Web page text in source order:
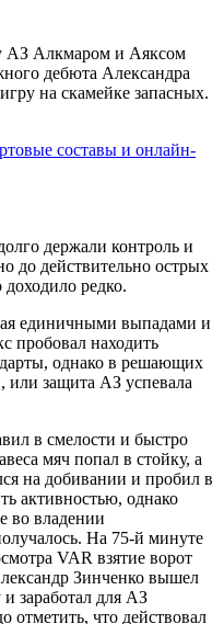
АЗ Алкмаром и Аяксом
дебюта Александра
на скамейке запасных.
составы и онлайн-
держали контроль и
до действительно острых
редко.
единичными выпадами и
пробовал находить
однако в решающих
или защита АЗ успевала
в смелости и быстро
мяч попал в стойку, а
на добивании и пробил в
активностью, однако
во владении
На 75-й минуте
VAR взятие ворот
Зинченко вышел
заработал для АЗ
отметить, что действовал